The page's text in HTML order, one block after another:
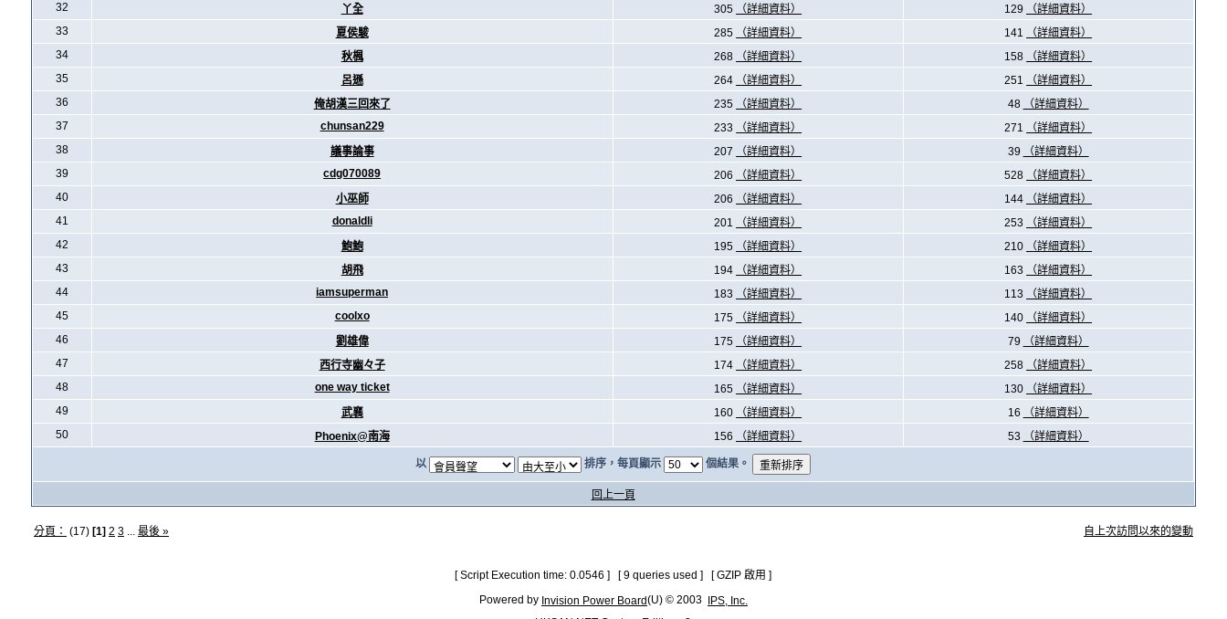
32
丫全 305 （詳細資料） 129
（詳細資料）
33
夏侯駿 285 （詳細資料） 141
（詳細資料）
34
秋楓 268 （詳細資料） 158
（詳細資料）
35
呂遜 264 （詳細資料） 251
（詳細資料）
36
俺胡漢三回來了 235 （詳細資料） 48
（詳細資料）
37
chunsan229 233 （詳細資料） 271
（詳細資料）
38
議事論事 207 （詳細資料） 39
（詳細資料）
39
cdg070089 206 （詳細資料） 528
（詳細資料）
40
小巫師 206 （詳細資料） 144
（詳細資料）
41
donaldli 201 （詳細資料） 253
（詳細資料）
42
鮑鮑 195 （詳細資料） 210
（詳細資料）
43
胡飛 194 （詳細資料） 163
（詳細資料）
44
iamsuperman 183 （詳細資料） 113
（詳細資料）
45
coolxo 175 （詳細資料） 140
（詳細資料）
46
劉雄偉 175 （詳細資料） 79
（詳細資料）
47
西行寺幽々子 174 （詳細資料） 258
（詳細資料）
48
one way ticket 165 （詳細資料） 130
（詳細資料）
49
武襄 160 （詳細資料） 16
（詳細資料）
50
Phoenix@南海 156 （詳細資料） 53 （詳細資料）
以 排序，每頁顯示 個結果。
回上一頁
分頁： (17) [1] 2 3... 最後 » 自上次訪問以來的變動
[ Script Execution time: 0.0546 ] [ 9 queries used ] [ GZIP 啟用 ]
Powered by Invision Power Board(U) © 2003
IPS, Inc.